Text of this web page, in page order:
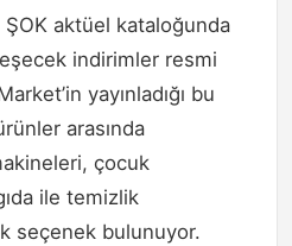
aktüel kataloğunda
indirimler resmi
yayınladığı bu
arasında
çocuk
ile temizlik
seçenek bulunuyor.